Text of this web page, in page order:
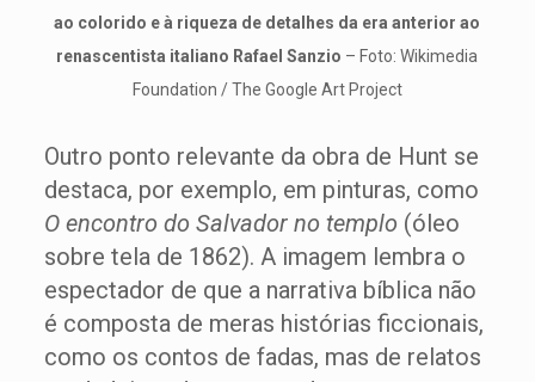
ao colorido e à riqueza de detalhes da era anterior ao
renascentista italiano Rafael Sanzio – Foto: Wikimedia
Foundation / The Google Art Project
Outro ponto relevante da obra de Hunt se
destaca, por exemplo, em pinturas, como
O encontro do Salvador no templo (óleo
sobre tela de 1862). A imagem lembra o
espectador de que a narrativa bíblica não
é composta de meras histórias ficcionais,
como os contos de fadas, mas de relatos